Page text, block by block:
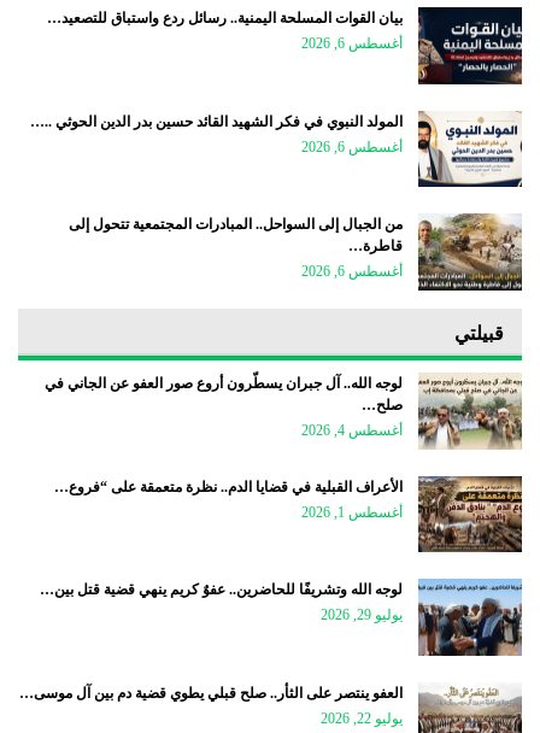
بيان القوات المسلحة اليمنية.. رسائل ردع واستباق للتصعيد…
أغسطس 6, 2026
المولد النبوي في فكر الشهيد القائد حسين بدر الدين الحوثي ..…
أغسطس 6, 2026
من الجبال إلى السواحل.. المبادرات المجتمعية تتحول إلى
قاطرة…
أغسطس 6, 2026
قبيلتي
لوجه الله.. آل جبران يسطّرون أروع صور العفو عن الجاني في
صلح…
أغسطس 4, 2026
الأعراف القبلية في قضايا الدم.. نظرة متعمقة على “فروع…
أغسطس 1, 2026
لوجه الله وتشريفًا للحاضرين.. عفوٌ كريم ينهي قضية قتل بين…
يوليو 29, 2026
العفو ينتصر على الثأر.. صلح قبلي يطوي قضية دم بين آل موسى…
يوليو 22, 2026